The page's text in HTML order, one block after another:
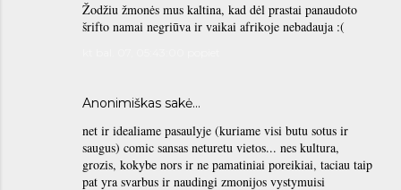
Žodžiu žmonės mus kaltina, kad dėl prastai panaudoto
šrifto namai negriūva ir vaikai afrikoje nebadauja :(
Anonimiškas sakė…
net ir idealiame pasaulyje (kuriame visi butu sotus ir
saugus) comic sansas neturetu vietos... nes kultura,
grozis, kokybe nors ir ne pamatiniai poreikiai, taciau taip
pat yra svarbus ir naudingi zmonijos vystymuisi